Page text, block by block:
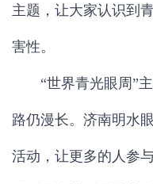
主题，让大家认识到
害性。
“世界青光眼周”
路仍漫长。济南明水
活动，让更多的人参